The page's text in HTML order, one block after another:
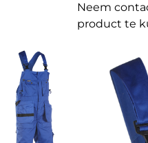
Neem
product te